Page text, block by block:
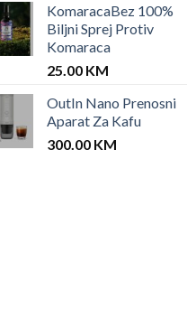
KomaracaBez 100%
Biljni Sprej Protiv
Komaraca
25.00 KM
OutIn Nano Prenosni
Aparat Za Kafu
300.00 KM